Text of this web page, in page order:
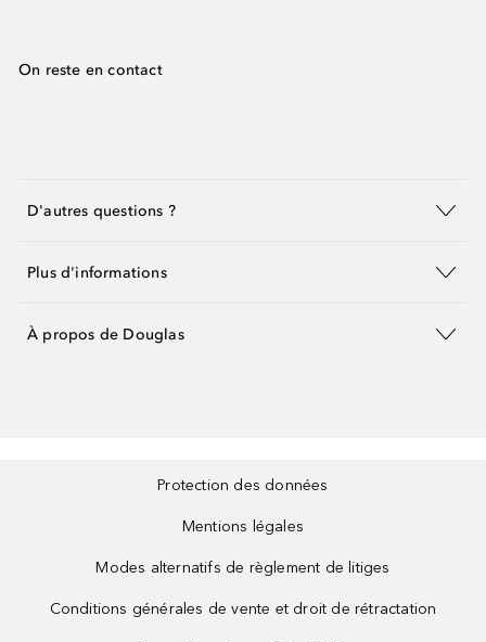
On reste en contact
D'autres questions ?
Plus d'informations
À propos de Douglas
Protection des données
Mentions légales
Modes alternatifs de règlement de litiges
Conditions générales de vente et droit de rétractation